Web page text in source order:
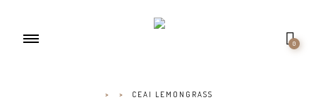
0
> > CEAI LEMONGRASS